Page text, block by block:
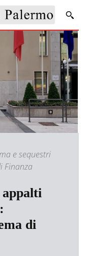
e sequestri
Finanza
di